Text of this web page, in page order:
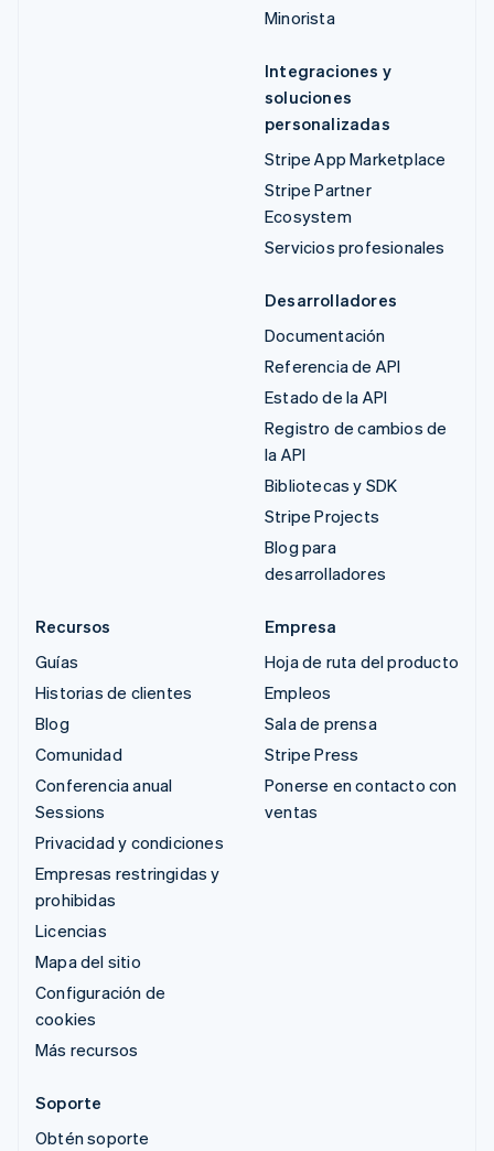
Minorista
Integraciones y
soluciones
personalizadas
Stripe App Marketplace
Stripe Partner
Ecosystem
Servicios profesionales
Desarrolladores
Documentación
Referencia de API
Estado de la API
Registro de cambios de
la API
Bibliotecas y SDK
Stripe Projects
Blog para
desarrolladores
Recursos
Guías
Historias de clientes
Blog
Comunidad
Conferencia anual
Sessions
Privacidad y condiciones
Empresas restringidas y
prohibidas
Licencias
Mapa del sitio
Configuración de
cookies
Más recursos
Empresa
Hoja de ruta del producto
Empleos
Sala de prensa
Stripe Press
Ponerse en contacto con
ventas
Soporte
Obtén soporte